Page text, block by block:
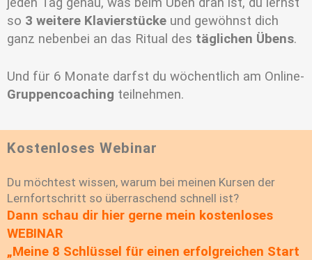
so 3 weitere Klavierstücke und gewöhnst dich
ganz nebenbei an das Ritual des täglichen Übens.
Und für 6 Monate darfst du wöchentlich am Online-
Gruppencoaching teilnehmen.
Kostenloses Webinar
Du möchtest wissen, warum bei meinen Kursen der
Lernfortschritt so überraschend schnell ist?
Dann schau dir hier gerne mein kostenloses
WEBINAR
„Meine 8 Schlüssel für einen erfolgreichen Start